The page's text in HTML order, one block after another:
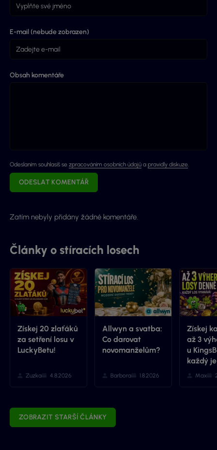
E-mail (nebude zobrazen)
Obsah komentáře
Odeslaním souhlasíš se zpracováním osobních údajů a pravidly diskuze.
ODESLAT KOMENTÁŘ
Zatím nebyly přidány žádné komentáře.
Články o stíracích losech
Získej 20 zlaťáků
za setření losu v
LuckyBetu!
Zuzka 4.8.2026
Allwyn a svatba:
Co darovat
novomanželům?
Barbora 1.8.2026
Získej
až 3
u
každý
Max
ZOBRAZIT STARŠÍ ČLÁNKY